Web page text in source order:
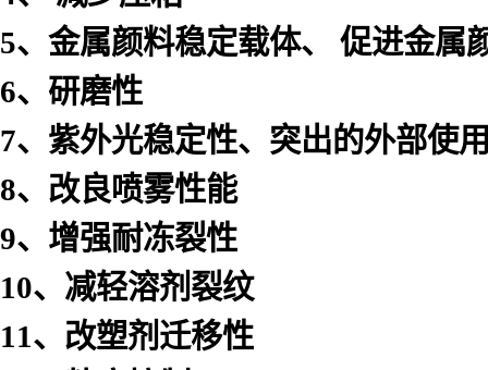
5、金属颜料稳定载体、
促进金属
6、研磨性
7、紫外光稳定性、突出的外部使
8、改良喷雾性能
9、增强耐冻裂性
10、减轻溶剂裂纹
11、改塑剂迁移性